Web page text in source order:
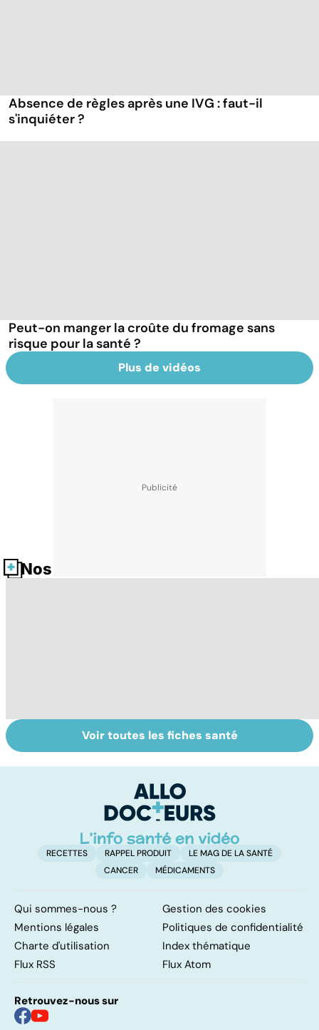
Absence de règles après une IVG : faut-il
s'inquiéter ?
Peut-on manger la croûte du fromage sans
risque pour la santé ?
Plus de vidéos
Nos fiches santé
Gynéco : un suivi
pour la vie
Sexualité,
infertilité et
étroits
Voir toutes les fiches santé
RECETTES RAPPEL PRODUIT
LE MAG DE LA SANTÉ
CANCER
MÉDICAMENTS
Qui sommes-nous ?
Gestion des cookies
Mentions légales
Politiques de confidentialité
Charte d'utilisation
Index thématique
Flux RSS
Flux Atom
Retrouvez-nous sur